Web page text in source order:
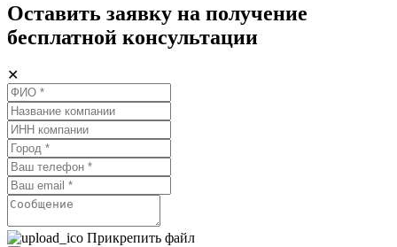
Оставить заявку на получение
бесплатной консультации
✕
Прикрепить файл